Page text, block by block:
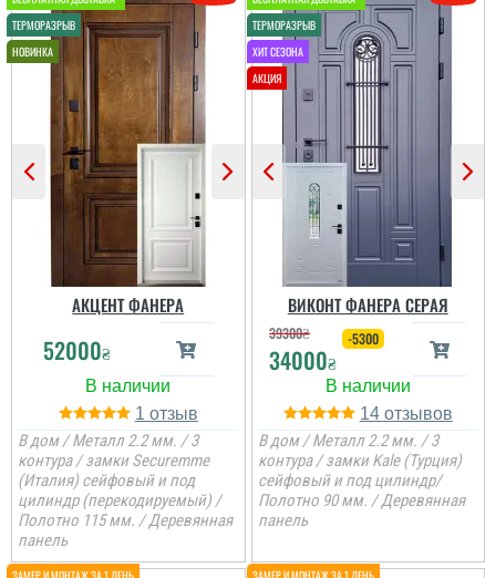
Аліна
варіантів вуличних
АКЦЕНТ ФАНЕРА
52000₴
1
В дом / Металл 2.2 мм. / 3
контура / замки Securemme
(Италия) сейфовый и под
цилиндр (перекодируемый) /
Полотно 115 мм. / Деревянная
панель
ВИКОНТ ФАНЕРА СЕРАЯ
39300₴
34000₴
-5300
14
В дом / Металл 2.2 мм. / 3
контура / замки Kale (Турция)
сейфовый и под цилиндр/
Полотно 90 мм. / Деревянная
панель